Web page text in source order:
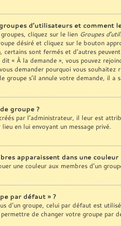
d’utilisateurs et comment
cliquez sur le lien Groupes
désiré et cliquez sur le bouton
certains sont fermés et d’autres
« À la demande », vous pouvez
demander pourquoi vous
groupe s’il annule votre demande, il a
groupe ?
par l’administrateur, il leur est
en lui envoyant un message privé.
apparaissent dans une
une couleur aux membres d’un
par défaut » ?
d’un groupe, celui par défaut est
de changer votre groupe par